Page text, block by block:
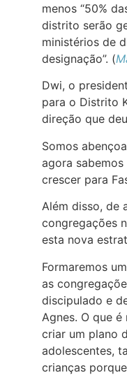
menos “50%
distrito serão
ministérios de
designação”. (
Dwi, o
para o Distrito
direção que
Somos
agora
crescer para
Além disso, de
congregações
esta nova
Formaremos
as
discipulado e
Agnes. O que
criar um plano
adolescentes,
crianças